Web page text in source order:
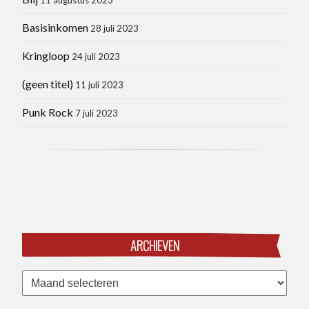
Basisinkomen 28 juli 2023
Kringloop 24 juli 2023
(geen titel) 11 juli 2023
Punk Rock 7 juli 2023
ARCHIEVEN
Archieven